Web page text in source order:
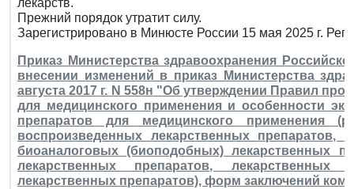
лекарств.
Прежний порядок утратит силу.
Зарегистрировано в Минюсте России 15 мая 2025 г.
Приказ Министерства здравоохранения
внесении изменений в приказ Министерства
августа 2017 г. N 558н "Об утверждении Правил
для медицинского применения и особенности
препаратов для медицинского применения
воспроизведенных лекарственных препаратов,
биоаналоговых (биоподобных) лекарственных
лекарственных препаратов, лекарственных
лекарственных препаратов), форм заключений